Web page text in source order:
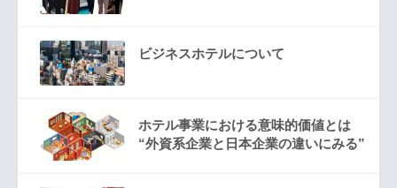
ビジネスホテルについて
ホテル事業における意味的価値とは
“外資系企業と日本企業の違いにみる”